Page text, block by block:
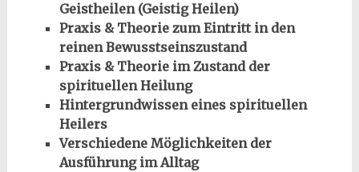
Geistheilen (Geistig Heilen)
Praxis & Theorie zum Eintritt in den
reinen Bewusstseinszustand
Praxis & Theorie im Zustand der
spirituellen Heilung
Hintergrundwissen eines spirituellen
Heilers
Verschiedene Möglichkeiten der
Ausführung im Alltag